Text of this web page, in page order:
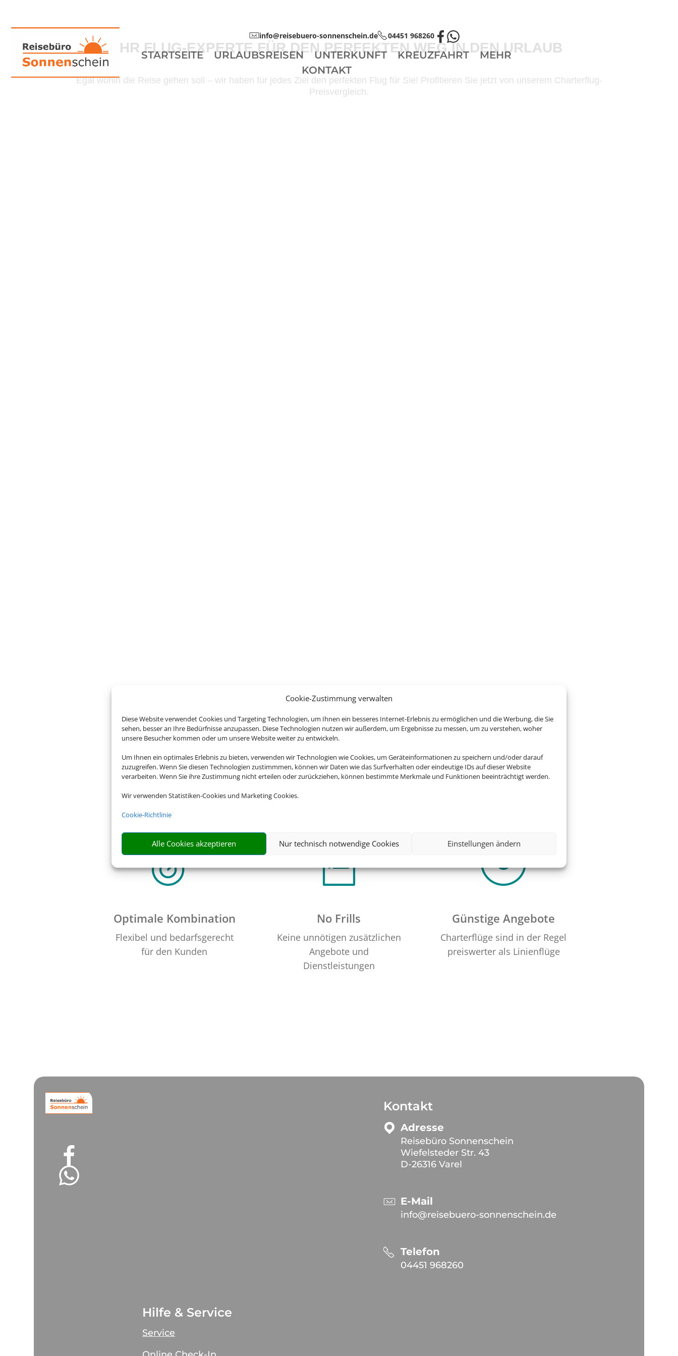
Cookie-Zustimmung verwalten
Diese Website verwendet Cookies und Targeting Technologien, um Ihnen ein besseres Internet-Erlebnis zu ermöglichen und die Werbung, die Sie
sehen, besser an Ihre Bedürfnisse anzupassen. Diese Technologien nutzen wir außerdem, um Ergebnisse zu messen, um zu verstehen, woher
unsere Besucher kommen oder um unsere Website weiter zu entwickeln.
Um Ihnen ein optimales Erlebnis zu bieten, verwenden wir Technologien wie Cookies, um Geräteinformationen zu speichern und/oder darauf
zuzugreifen. Wenn Sie diesen Technologien zustimmmen, können wir Daten wie das Surfverhalten oder eindeutige IDs auf dieser Website
verarbeiten. Wenn Sie ihre Zustimmung nicht erteilen oder zurückziehen, können bestimmte Merkmale und Funktionen beeinträchtigt werden.
Wir verwenden Statistiken-Cookies und Marketing Cookies.
Cookie-Richtlinie
Alle Cookies akzeptieren Nur technisch notwendige Cookies Einstellungen ändern
info@reisebuero-sonnenschein.de 04451 968260
STARTSEITE URLAUBSREISEN UNTERKUNFT KREUZFAHRT
MEHR
KONTAKT
IHR FLUG-EXPERTE FÜR DEN PERFEKTEN WEG IN DEN URLAUB
Egal wohin die Reise gehen soll – wir haben für jedes Ziel den perfekten Flug für Sie! Profitieren Sie jetzt von unserem Charterflug-
Preisvergleich.
Wir brauchen Ihre Einwilligung
Um diesen Inhalt darzustellen, aktivieren Sie bitte die Cookies. Es werden ggf. personenbezogene Daten verarbeitet.
Cookies akzeptieren
Optimale Kombination
Flexibel und bedarfsgerecht
für den Kunden
No Frills
Keine unnötigen zusätzlichen
Angebote und
Dienstleistungen
Günstige Angebote
Charterflüge sind in der Regel
preiswerter als Linienflüge
Kontakt
Adresse
Reisebüro Sonnenschein
Wiefelsteder Str. 43
D-26316 Varel
E-Mail
info@reisebuero-sonnenschein.de
Telefon
04451 968260
Hilfe & Service
Service